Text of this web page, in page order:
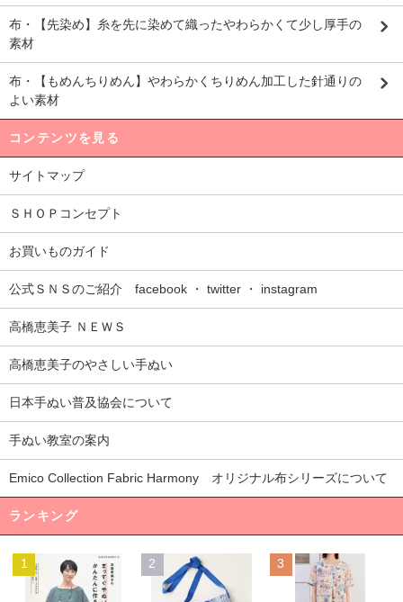
布・【先染め】糸を先に染めて織ったやわらかくて少し厚手の
素材
布・【もめんちりめん】やわらかくちりめん加工した針通りの
よい素材
コンテンツを見る
サイトマップ
ＳＨＯＰコンセプト
お買いものガイド
公式ＳＮＳのご紹介 facebook ・ twitter ・ instagram
高橋恵美子 ＮＥＷＳ
高橋恵美子のやさしい手ぬい
日本手ぬい普及協会について
手ぬい教室の案内
Emico Collection Fabric Harmony オリジナル布シリーズについて
ランキング
1 2 3